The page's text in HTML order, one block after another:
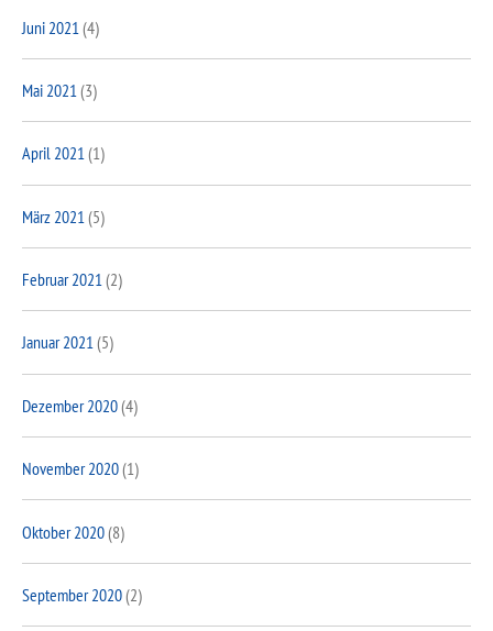
Juni 2021 (4)
Mai 2021 (3)
April 2021(1)
März 2021 (5)
Februar 2021(2)
Januar 2021(5)
Dezember 2020(4)
November 2020(1)
Oktober 2020(8)
September 2020(2)